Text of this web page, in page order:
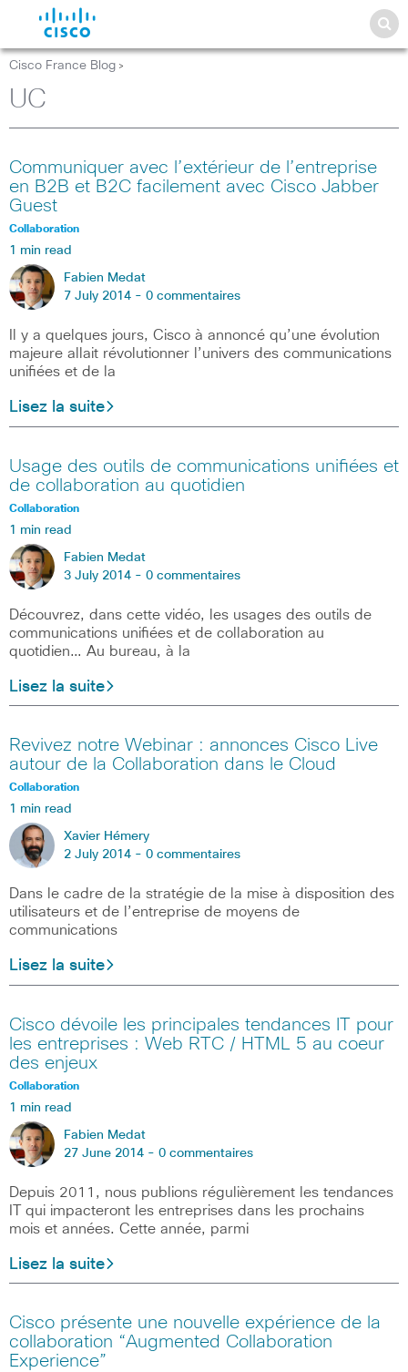
Cisco France Blog >
UC
Communiquer avec l’extérieur de l’entreprise
en B2B et B2C facilement avec Cisco Jabber
Guest
Collaboration
1 min read
Fabien Medat
7 July 2014 - 0 commentaires
Il y a quelques jours, Cisco à annoncé qu’une évolution
majeure allait révolutionner l’univers des communications
unifiées et de la
Lisez la suite
Usage des outils de communications unifiées et
de collaboration au quotidien
Collaboration
1 min read
Fabien Medat
3 July 2014 - 0 commentaires
Découvrez, dans cette vidéo, les usages des outils de
communications unifiées et de collaboration au
quotidien… Au bureau, à la
Lisez la suite
Revivez notre Webinar : annonces Cisco Live
autour de la Collaboration dans le Cloud
Collaboration
1 min read
Xavier Hémery
2 July 2014 - 0 commentaires
Dans le cadre de la stratégie de la mise à disposition des
utilisateurs et de l’entreprise de moyens de
communications
Lisez la suite
Cisco dévoile les principales tendances IT pour
les entreprises : Web RTC / HTML 5 au coeur
des enjeux
Collaboration
1 min read
Fabien Medat
27 June 2014 - 0 commentaires
Depuis 2011, nous publions régulièrement les tendances
IT qui impacteront les entreprises dans les prochains
mois et années. Cette année, parmi
Lisez la suite
Cisco présente une nouvelle expérience de la
collaboration “Augmented Collaboration
Experience”